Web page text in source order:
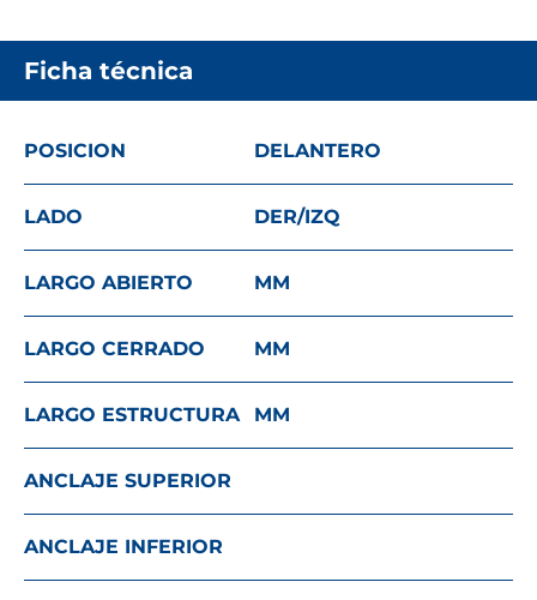
Ficha técnica
POSICION DELANTERO
LADO DER/IZQ
LARGO ABIERTO MM
LARGO CERRADO MM
LARGO ESTRUCTURA MM
ANCLAJE SUPERIOR
ANCLAJE INFERIOR